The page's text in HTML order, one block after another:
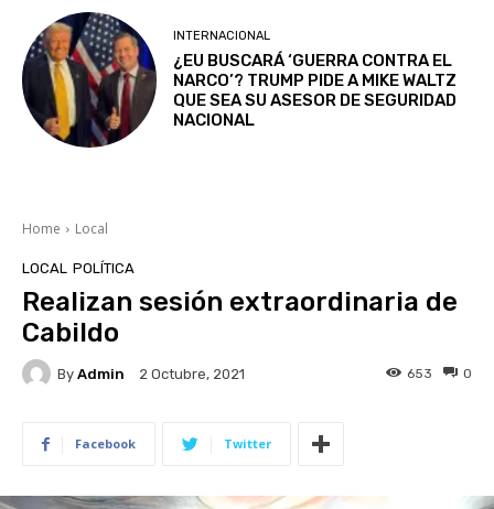
INTERNACIONAL
¿EU BUSCARÁ ‘GUERRA CONTRA EL
NARCO’? TRUMP PIDE A MIKE WALTZ
QUE SEA SU ASESOR DE SEGURIDAD
NACIONAL